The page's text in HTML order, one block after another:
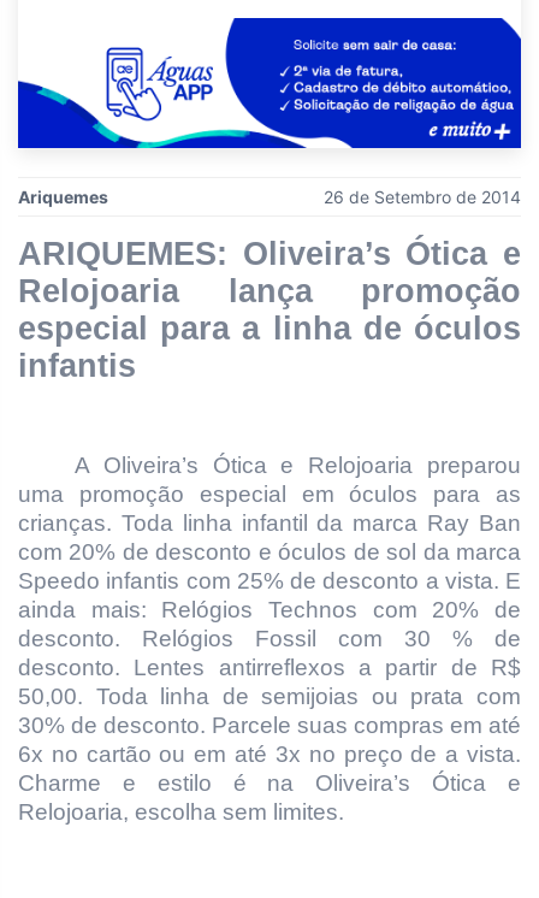
Ariquemes 26 de Setembro de 2014
ARIQUEMES: Oliveira’s Ótica e
Relojoaria lança promoção
especial para a linha de óculos
infantis
A Oliveira’s Ótica e Relojoaria preparou
uma promoção especial em óculos para as
crianças. Toda linha infantil da marca Ray Ban
com 20% de desconto e óculos de sol da marca
Speedo infantis com 25% de desconto a vista. E
ainda mais: Relógios Technos com 20% de
desconto. Relógios Fossil com 30 % de
desconto. Lentes antirreflexos a partir de R$
50,00. Toda linha de semijoias ou prata com
30% de desconto. Parcele suas compras em até
6x no cartão ou em até 3x no preço de a vista.
Charme e estilo é na Oliveira’s Ótica e
Relojoaria, escolha sem limites.